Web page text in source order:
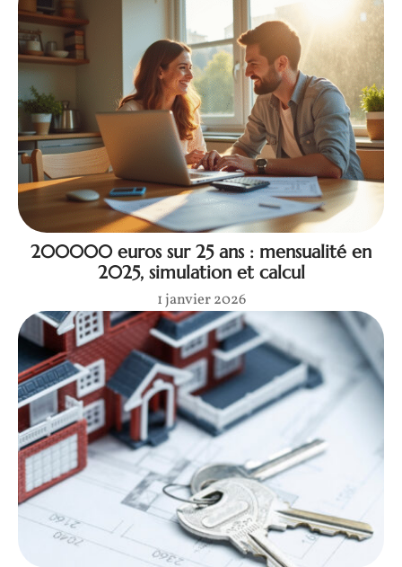
200000 euros sur 25 ans : mensualité en
2025, simulation et calcul
1 janvier 2026